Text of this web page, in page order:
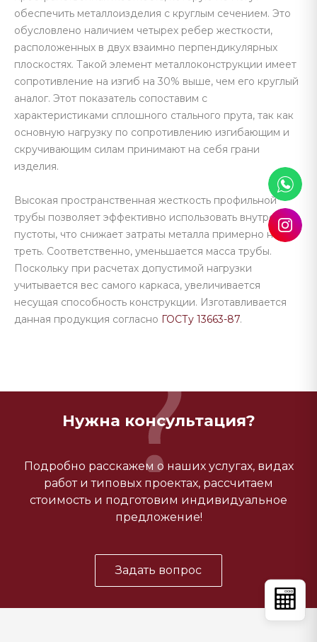
обеспечить металлоизделия с круглым сечением. Это
обусловлено наличием четырех ребер жесткости,
расположенных в двух взаимно перпендикулярных
плоскостях. Такой элемент металлоконструкции имеет
сопротивление на изгиб на 30% выше, чем его круглый
аналог. Этот показатель сопоставим с
характеристиками сплошного стального прута, так как
основную нагрузку по сопротивлению изгибающим и
скручивающим силам принимают на себя грани
изделия.
Высокая пространственная жесткость профильной
трубы позволяет эффективно использовать внутренние
пустоты, что снижает затраты металла примерно на
треть. Соответственно, уменьшается масса трубы.
Поскольку при расчетах допустимой нагрузки
учитывается вес самого каркаса, увеличивается
несущая способность конструкции. Изготавливается
данная продукция согласно ГОСТу 13663-87.
Нужна консультация?
Подробно расскажем о наших услугах, видах
работ и типовых проектах, рассчитаем
стоимость и подготовим индивидуальное
предложение!
Задать вопрос